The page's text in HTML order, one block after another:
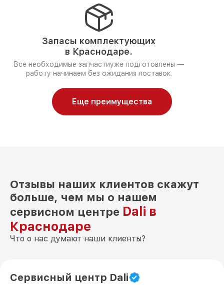
Запасы комплектующих
в Краснодаре.
Все необходимые запчастиуже подготовлены —
работу начинаем без ожидания поставок.
Еще преимущества
Отзывы наших клиентов скажут
больше, чем мы о нашем
сервисном центре Dali в
Краснодаре
Что о нас думают наши клиенты?
Сервисный центр Dali